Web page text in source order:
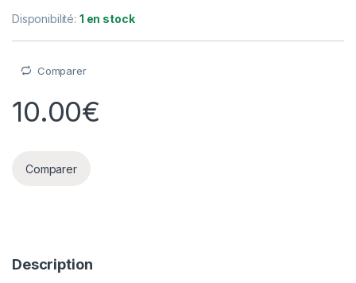
Disponibilité: 1 en stock
Comparer
10.00€
Comparer
Description